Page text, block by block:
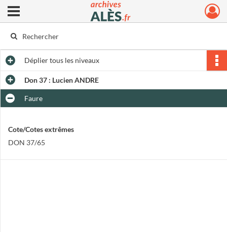
Archives municipales d'Alès
Ouvrir le menu déroulant
Dépliertous les niveaux
Don 37 : Lucien ANDRE
Faure
Cote/Cotes extrêmes
DON 37/65